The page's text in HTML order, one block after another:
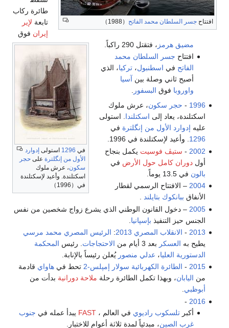
افتتاح جسر السلطان محمد الفاتح （1988）
في 1296 استولى إدوارد
الأول من إنگلترة على حجر
سكون، عرش ملوك
اسكتلندة. وأعيد لإسكتلندة
في（1996）
طائرة ركاب
تابعة لإير
إيران فوق
مضيق هرمز ، فتقتل 290 راكباً.
افتتاح جسر السلطان محمد
الفاتح في اسطنبول، تركيا، الذي
أصبح ثاني وصلة بين آسيا
واوروبا فوق البسفور .
1996
- حجر سكون، عرش ملوك
اسكتلندة، يعاد إلى اسكتلندا. استولى
عليه إدوارد الأول من إنگلترة في
1296. وأعيد لإسكتلندة في 1996.
2002
- ستيڤ فوسيت يكمل بنجاح
أولدوران كامل حول الأرض في
بالون في 13.5 يوماً.
2004 – الافتتاح الرسمي لقطار
الأنفاق ببانكوك بتايلند
2005 – دخول القانون الوطني الذي يشرع زواج شخصين من نفس
الجنس حيز التنفيذ بإسپانيا
2013
- الانقلاب المصري 2013 : الرئيس المصري محمد مرسي
يطيح به العسكر بعد 3 أيام من الاحتجاجات . رئيس المحكمة
الدستورية العليا، عدلي منصور يُعلن رئيساً بالإنابة.
2015
- الطائرة الكهربائية سولار إمپلس-2 تحط فيهاواي قادمة
من اليابان، وبهذا تكمل الطائرة رحلة ملاحة دورانية بدأت من
أبوظبي.
2016
-
أكبر تلسكوب راديوي في العالم ، FAST يبدأ عمله في جنوب
غرب الصين، مبدئياً لمدة ثلاثة أعوام للاختبار.